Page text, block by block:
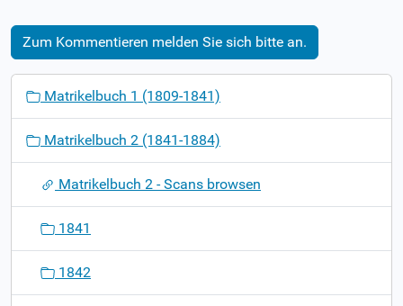
Zum Kommentieren melden Sie sich bitte an.
o
Matrikelbuch 1 (1809-1841)
Matrikelbuch 2 (1841-1884)
Matrikelbuch 2 - Scans browsen
1841
1842